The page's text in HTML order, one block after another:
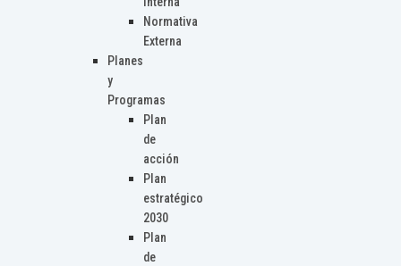
Normativa
Externa
Planes
y
Programas
Plan
de
acción
Plan
estratégico
2030
Plan
de